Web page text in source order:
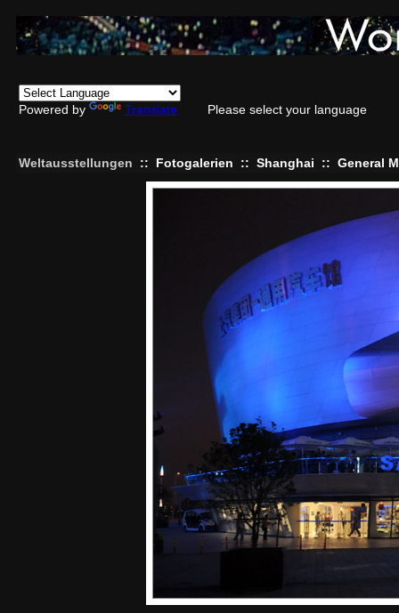
Powered by Translate Please select your language
Weltausstellungen :: Fotogalerien :: Shanghai :: General